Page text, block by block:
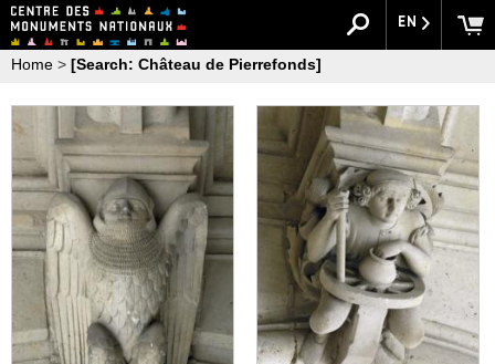
EN
Home > [Search: Château de Pierrefonds]